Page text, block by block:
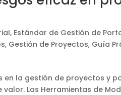
, Estándar de Gestión de
, Gestión de Proyectos, Guía
en la gestión de proyectos y
Las Herramientas de